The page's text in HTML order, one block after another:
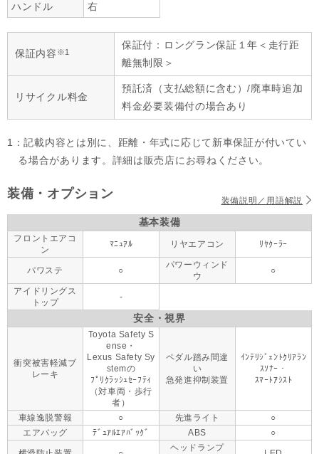
ハンドル
右
保証内容 ※1
保証付：ロングラン保証１年＜走行距
離無制限＞
リサイクル料金
預託済（支払総額に含む）/廃車時追加
料金必要装備付の場合あり
1：記載内容とは別に、距離・年式に応じて新車保証が付いてい
る場合があります。詳細は販売店にお尋ねください。
装備・オプション 装備説明／用語解説
基本装備
フロントエアコ
ン
ﾏﾆｭｱﾙ リヤエアコン ﾘﾔｸｰﾗｰ
パワステ ○
パワーウィンド
ウ
○
アイドリングス
トップ
-
安全・視界
衝突被害軽減ブ
レーキ
Toyota Safety S
ense・
Lexus Safety Sy
stemの
ﾌﾟﾘｸﾗｯｼｭｾｰﾌﾃｨ
（対車両・歩行
者）
ペダル踏み間違
い
急発進抑制装置
ｲﾝﾃﾘｼﾞｪﾝﾄｸﾘｱﾗﾝ
ｽｿﾅｰ・
ｽﾏｰﾄｱｼｽﾄ
車線逸脱警報 ○ 先進ライト
○
エアバッグ
ﾃﾞｭｱﾙｴｱﾊﾞｯｸﾞ ABS ○
ヘッドランプ